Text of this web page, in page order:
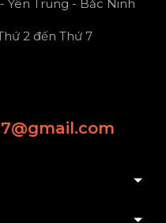
Yên Trung - Bắc Ninh
2 đến Thứ 7